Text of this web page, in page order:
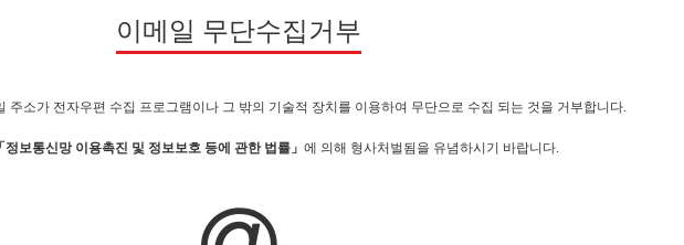
이메일 무단수집거부
주소가 전자우편 수집 프로그램이나 그 밖의 기술적 장치를 이용하여 무단으로 수집 되는 것을 거부합니다.
「정보통신망 이용촉진 및 정보보호 등에 관한 법률」 에 의해 형사처벌됨을 유념하시기 바랍니다.